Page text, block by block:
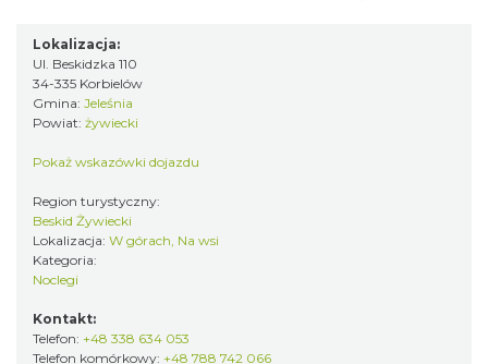
Lokalizacja:
Ul. Beskidzka 110
34-335 Korbielów
Gmina: Jeleśnia
Powiat: żywiecki
Pokaż wskazówki dojazdu
Region turystyczny:
Beskid Żywiecki
Lokalizacja: W górach, Na wsi
Kategoria:
Noclegi
Kontakt:
Telefon: +48 338 634 053
Telefon komórkowy: +48 788 742 066